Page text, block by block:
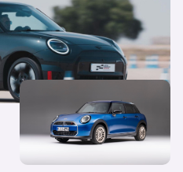
Así es el nuevo MINI Cooper
de 5 Puertas: Precio,
lanzamiento y medidas